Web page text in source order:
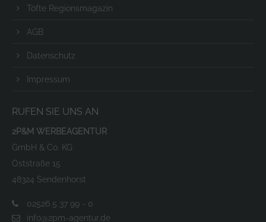
Töfte Regionsmagazin
AGB
Datenschutz
Impressum
RUFEN SIE UNS AN
2P&M WERBEAGENTUR
GmbH & Co. KG
Oststraße 15
48324 Sendenhorst
02526 5 37 99 - 0
info@2pm-agentur.de